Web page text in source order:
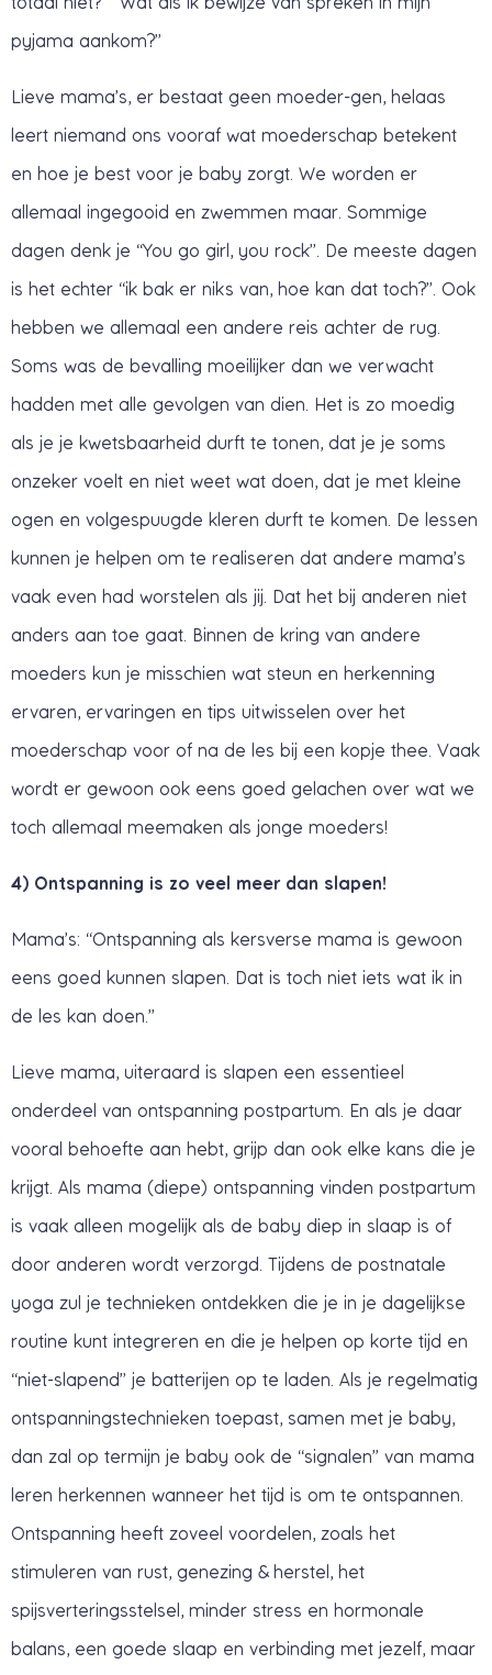
pyjama aankom?”
Lieve mama’s, er bestaat geen moeder-gen, helaas
leert niemand ons vooraf wat moederschap betekent
en hoe je best voor je baby zorgt. We worden er
allemaal ingegooid en zwemmen maar. Sommige
dagen denk je “You go girl, you rock”. De meeste dagen
is het echter “ik bak er niks van, hoe kan dat toch?”. Ook
hebben we allemaal een andere reis achter de rug.
Soms was de bevalling moeilijker dan we verwacht
hadden met alle gevolgen van dien. Het is zo moedig
als je je kwetsbaarheid durft te tonen, dat je je soms
onzeker voelt en niet weet wat doen, dat je met kleine
ogen en volgespuugde kleren durft te komen. De lessen
kunnen je helpen om te realiseren dat andere mama’s
vaak even had worstelen als jij. Dat het bij anderen niet
anders aan toe gaat. Binnen de kring van andere
moeders kun je misschien wat steun en herkenning
ervaren, ervaringen en tips uitwisselen over het
moederschap voor of na de les bij een kopje thee. Vaak
wordt er gewoon ook eens goed gelachen over wat we
toch allemaal meemaken als jonge moeders!
4) Ontspanning is zo veel meer dan slapen!
Mama’s: “Ontspanning als kersverse mama is gewoon
eens goed kunnen slapen. Dat is toch niet iets wat ik in
de les kan doen.”
Lieve mama, uiteraard is slapen een essentieel
onderdeel van ontspanning postpartum. En als je daar
vooral behoefte aan hebt, grijp dan ook elke kans die je
krijgt. Als mama (diepe) ontspanning vinden postpartum
is vaak alleen mogelijk als de baby diep in slaap is of
door anderen wordt verzorgd. Tijdens de postnatale
yoga zul je technieken ontdekken die je in je dagelijkse
routine kunt integreren en die je helpen op korte tijd en
“niet-slapend” je batterijen op te laden. Als je regelmatig
ontspanningstechnieken toepast, samen met je baby,
dan zal op termijn je baby ook de “signalen” van mama
leren herkennen wanneer het tijd is om te ontspannen.
Ontspanning heeft zoveel voordelen, zoals het
stimuleren van rust, genezing & herstel, het
spijsverteringsstelsel, minder stress en hormonale
balans, een goede slaap en verbinding met jezelf, maar